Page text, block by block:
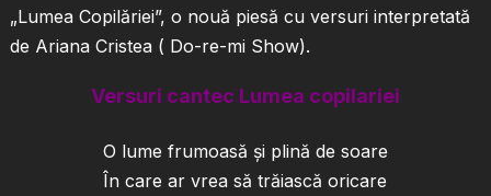
„Lumea Copilăriei”, o nouă piesă cu versuri interpretată
de Ariana Cristea ( Do-re-mi Show).
Versuri cantec Lumea copilariei
O lume frumoasă și plină de soare
În care ar vrea să trăiască oricare